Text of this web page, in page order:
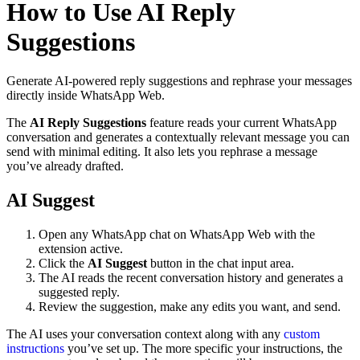
How to Use AI Reply
Suggestions
Generate AI-powered reply suggestions and rephrase your messages
directly inside WhatsApp Web.
The AI Reply Suggestions feature reads your current WhatsApp
conversation and generates a contextually relevant message you can
send with minimal editing. It also lets you rephrase a message
you’ve already drafted.
AI Suggest
Open any WhatsApp chat on WhatsApp Web with the
extension active.
Click the AI Suggest button in the chat input area.
The AI reads the recent conversation history and generates a
suggested reply.
Review the suggestion, make any edits you want, and send.
The AI uses your conversation context along with any custom
instructions you’ve set up. The more specific your instructions, the